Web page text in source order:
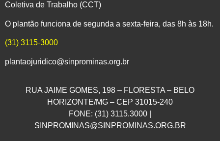
Coletiva de Trabalho (CCT)
O plantão funciona de segunda a sexta-feira, das 8h às 18h.
(31) 3115-3000
plantaojuridico@sinprominas.org.br
RUA JAIME GOMES, 198 – FLORESTA – BELO
HORIZONTE/MG – CEP 31015-240
FONE: (31) 3115.3000 |
SINPROMINAS@SINPROMINAS.ORG.BR